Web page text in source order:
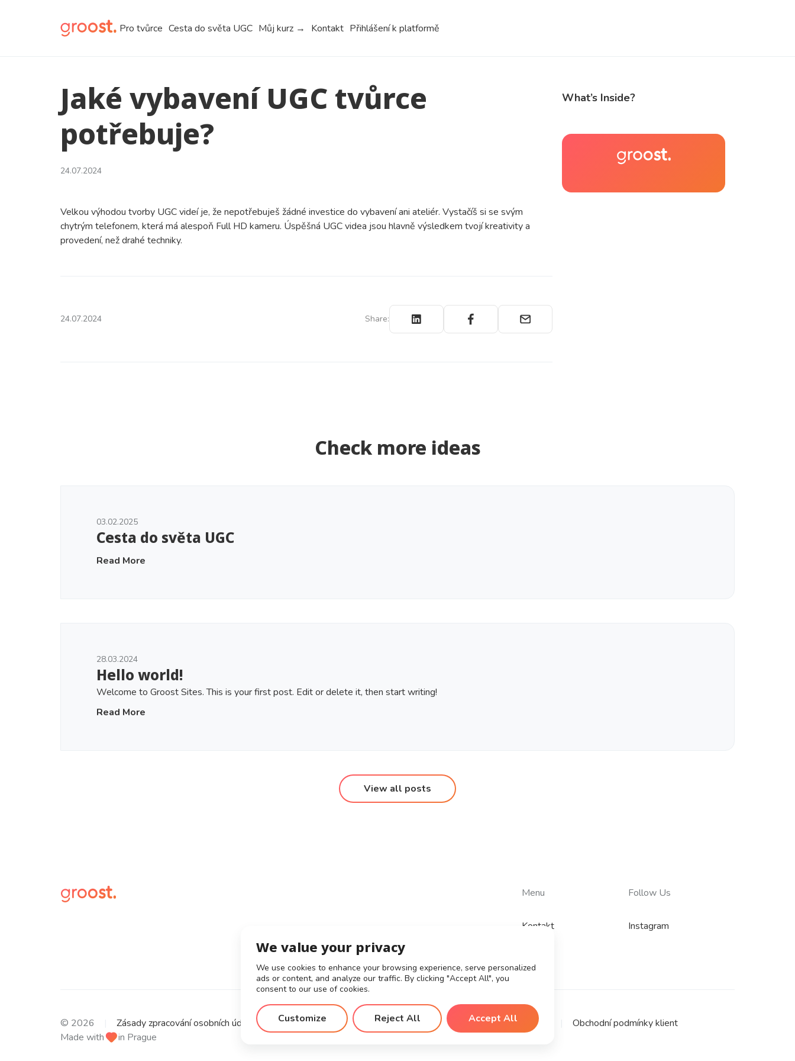
We value your privacy
We use cookies to enhance your browsing experience, serve personalized
ads or content, and analyze our traffic. By clicking "Accept All", you
consent to our use of cookies.
Customize Reject All Accept All
Pro tvůrce Cesta do světa UGC Můj kurz → Kontakt Přihlášení k platformě
Jaké vybavení UGC tvůrce
potřebuje?
24.07.2024
Velkou výhodou tvorby UGC videí je, že nepotřebuješ žádné investice do vybavení ani ateliér. Vystačíš si se svým
chytrým telefonem, která má alespoň Full HD kameru. Úspěšná UGC videa jsou hlavně výsledkem tvojí kreativity a
provedení, než drahé techniky.
24.07.2024 Share:
What’s Inside?
Check more ideas
03.02.2025
Cesta do světa UGC
Read More
28.03.2024
Hello world!
Welcome to Groost Sites. This is your first post. Edit or delete it, then start writing!
Read More
View all posts
Menu
Kontakt
Follow Us
Instagram
© 2026 Zásady zpracování osobních údajů Všeobecné obchodní podmínky Obchodní podmínky pro tvůrce
Obchodní podmínky klient
Made with
in Prague